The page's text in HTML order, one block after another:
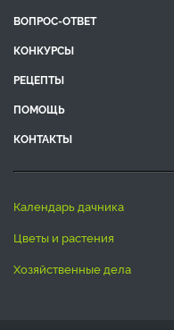
ВОПРОС-ОТВЕТ
КОНКУРСЫ
РЕЦЕПТЫ
ПОМОЩЬ
КОНТАКТЫ
календарь дачника
цветы и растения
хозяйственные дела